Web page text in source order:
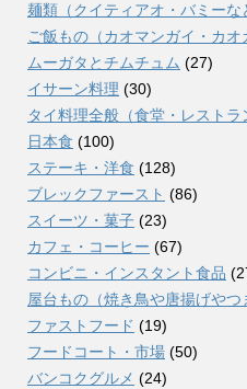
麺類（クイティアオ・バミーな
ご飯もの（カオマンガイ・カオ
ムーガタとチムチュム (27)
イサーン料理 (30)
タイ料理全般（食堂・レストラ
日本食 (100)
ステーキ・洋食 (128)
ブレックファースト (86)
スイーツ・菓子 (23)
カフェ・コーヒー (67)
コンビニ・インスタント食品
屋台もの（焼き鳥や唐揚げやつ
ファストフード (19)
フードコート・市場 (50)
バンコクグルメ (24)